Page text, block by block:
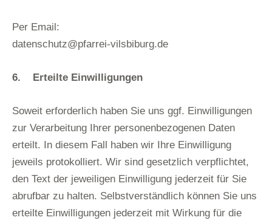
Per Email:
datenschutz@pfarrei-vilsbiburg.de
6. Erteilte Einwilligungen
Soweit erforderlich haben Sie uns ggf. Einwilligungen
zur Verarbeitung Ihrer personenbezogenen Daten
erteilt. In diesem Fall haben wir Ihre Einwilligung
jeweils protokolliert. Wir sind gesetzlich verpflichtet,
den Text der jeweiligen Einwilligung jederzeit für Sie
abrufbar zu halten. Selbstverständlich können Sie uns
erteilte Einwilligungen jederzeit mit Wirkung für die